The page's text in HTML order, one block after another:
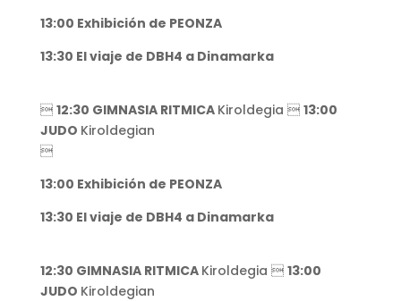
13:00 Exhibición de PEONZA
13:30 El viaje de DBH4 a Dinamarka
 12:30 GIMNASIA RITMICA Kiroldegia  13:00
JUDO Kiroldegian

13:00 Exhibición de PEONZA
13:30 El viaje de DBH4 a Dinamarka
12:30 GIMNASIA RITMICA Kiroldegia  13:00
JUDO Kiroldegian